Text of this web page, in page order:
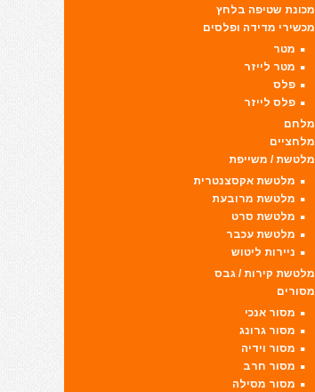
מכונת שטיפה בלחץ
מכשירי מדידה ופלסים
מטר
מטר לייזר
פלס
פלס לייזר
מלחם
מלחציים
מלטשת / משייפת
מלטשת אקסצנטרית
מלטשת מרובעת
מלטשת סרט
מלטשת עכבר
ניירות ליטוש
מלטשת קירות / גבס
מסורים
מסור אנכי
מסור גרונג
מסור וידיה
מסור חרב
מסור מסילה